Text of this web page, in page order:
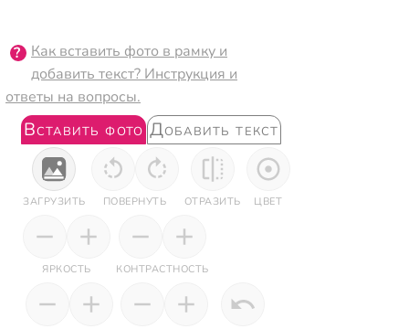
Как вставить фото в рамку и
добавить текст? Инструкция и
ответы на вопросы.
Вставить фото Добавить текст
ЗАГРУЗИТЬ ПОВЕРНУТЬ ОТРАЗИТЬ ЦВЕТ
ЯРКОСТЬ КОНТРАСТНОСТЬ